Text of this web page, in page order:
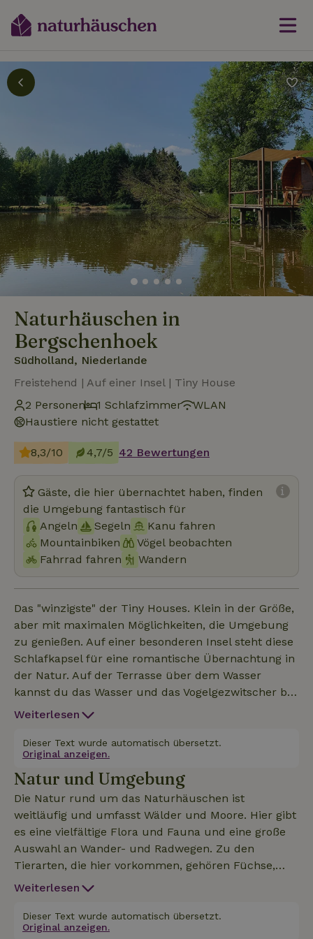
Naturhäuschen in
Bergschenhoek
Südholland, Niederlande
Freistehend | Auf einer Insel | Tiny House
2 Personen
1 Schlafzimmer
WLAN
Haustiere nicht gestattet
8,3/10 4,7/5 42 Bewertungen
Gäste, die hier übernachtet haben, finden
die Umgebung fantastisch für
Angeln
Segeln
Kanu fahren
Mountainbiken
Vögel beobachten
Fahrrad fahren
Wandern
Das "winzigste" der Tiny Houses. Klein in der Größe,
aber mit maximalen Möglichkeiten, die Umgebung
zu genießen. Auf einer besonderen Insel steht diese
Schlafkapsel für eine romantische Übernachtung in
der Natur. Auf der Terrasse über dem Wasser
kannst du das Wasser und das Vogelgezwitscher bis
spät in die Nacht genießen. Bitte beachte: - die
am Wochenende können Veranstaltungen
stattfinden, die Lärm verursachen (bis spätestens
12.30 Uhr) - Bettwäsche und Handtücher inklusive
Die Schlafkapsel ist mit Klimaanlage &amp;
Heizung, einem Kühlschrank und einem schönen
Doppelbett ausgestattet. Die Schlafkapsel hat eine
eigene Toilette und eine Dusche, die 5 Meter
entfernt ist. Die Schlafkapsel verfügt über einen
Selbstbedienung und braucht 4 Stunden zum
Aufheizen. Wir sorgen dafür, dass genug Holz
vorhanden ist und du findest eine Beschreibung des
Weiterlesen
Dieser Text wurde automatisch übersetzt.
Original anzeigen.
Natur und Umgebung
Die Natur rund um das Naturhäuschen ist
weitläufig und umfasst Wälder und Moore. Hier gibt
es eine vielfältige Flora und Fauna und eine große
Auswahl an Wander- und Radwegen. Zu den
Tierarten, die hier vorkommen, gehören Füchse,
Bussarde, Löffler, Spechte, Eulen und mehr. Auf der
Hauses gibt es einen 18-Loch-Golfplatz, eine Galerie
und, 300 Meter entfernt, ein Zentrum mit Outdoor-
Weiterlesen
Dieser Text wurde automatisch übersetzt.
Original anzeigen.